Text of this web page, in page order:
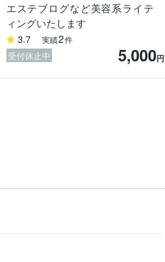
エステブログなど美容系ライテ
ィングいたします
3.7 実績2件
受付休止中 5,000円